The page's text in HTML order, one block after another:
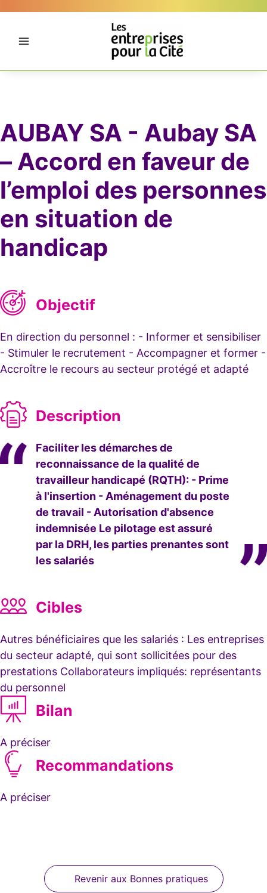
AUBAY SA - Aubay SA
– Accord en faveur de
l’emploi des personnes
en situation de
handicap
Objectif
En direction du personnel : - Informer et sensibiliser
- Stimuler le recrutement - Accompagner et former -
Accroître le recours au secteur protégé et adapté
Description
Faciliter les démarches de
reconnaissance de la qualité de
travailleur handicapé (RQTH): - Prime
à l'insertion - Aménagement du poste
de travail - Autorisation d'absence
indemnisée Le pilotage est assuré
par la DRH, les parties prenantes sont
les salariés
Cibles
Autres bénéficiaires que les salariés : Les entreprises
du secteur adapté, qui sont sollicitées pour des
prestations Collaborateurs impliqués: représentants
du personnel
Bilan
A préciser
Recommandations
A préciser
Revenir aux Bonnes pratiques